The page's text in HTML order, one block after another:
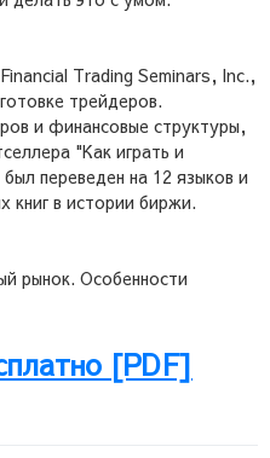
Trading Seminars, Inc.,
трейдеров.
и финансовые структуры,
"Как играть и
переведен на 12 языков и
книг в истории биржи.
рынок. Особенности
[PDF]